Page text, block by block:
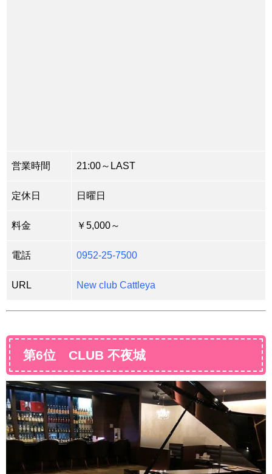
営業時間 21:00～LAST
定休日 日曜日
料金 ￥5,000～
電話 0952-25-7500
URL New club Cattleya
第6位 CLUB 不夜城